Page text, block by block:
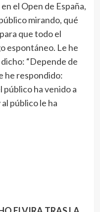
el Open de España,
mirando, qué
que todo el
espontáneo. Le he
“Depende de
he respondido:
público ha venido a
público le ha